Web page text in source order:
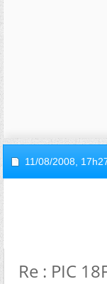
11/08/2008,
Re : PIC